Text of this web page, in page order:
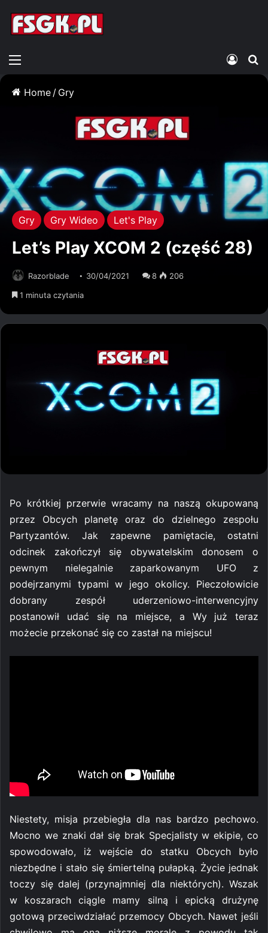
Home / Gry
Gry Gry Wideo Let's Play
Let’s Play XCOM 2 (część 28)
Razorblade 30/04/2021 8
206
1 minuta czytania
Po krótkiej przerwie wracamy na naszą okupowaną
przez Obcych planetę oraz do dzielnego zespołu
Partyzantów. Jak zapewne pamiętacie, ostatni
odcinek zakończył się obywatelskim donosem o
pewnym nielegalnie zaparkowanym UFO z
podejrzanymi typami w jego okolicy. Pieczołowicie
dobrany zespół uderzeniowo-interwencyjny
postanowił udać się na miejsce, a Wy już teraz
możecie przekonać się co zastał na miejscu!
Niestety, misja przebiegła dla nas bardzo pechowo.
Mocno we znaki dał się brak Specjalisty w ekipie, co
spowodowało, iż wejście do statku Obcych było
niezbędne i stało się śmiertelną pułapką. Życie jednak
toczy się dalej (przynajmniej dla niektórych). Wszak
w koszarach ciągle mamy silną i epicką drużynę
gotową przeciwdziałać przemocy Obcych. Nawet jeśli